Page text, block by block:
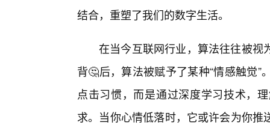
结合，重塑了我们的数字生活。
在当今互联网行业，算法往往被视
背🤔后，算法被赋予了某种“情感触觉
点击习惯，而是通过深度学习技术，
求。当你心情低落时，它或许会为你